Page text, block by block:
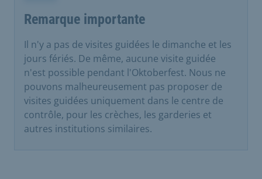
Remarque importante
Il n'y a pas de visites guidées le dimanche et les
jours fériés. De même, aucune visite guidée
n'est possible pendant l'Oktoberfest. Nous ne
pouvons malheureusement pas proposer de
visites guidées uniquement dans le centre de
contrôle, pour les crèches, les garderies et
autres institutions similaires.